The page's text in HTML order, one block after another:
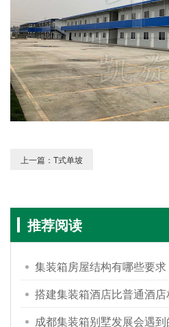
上一篇：T式单坡
推荐阅读
集装箱房屋结构有哪些要求
搭建集装箱酒店比普通酒
09
成都集装箱别墅发展会遇